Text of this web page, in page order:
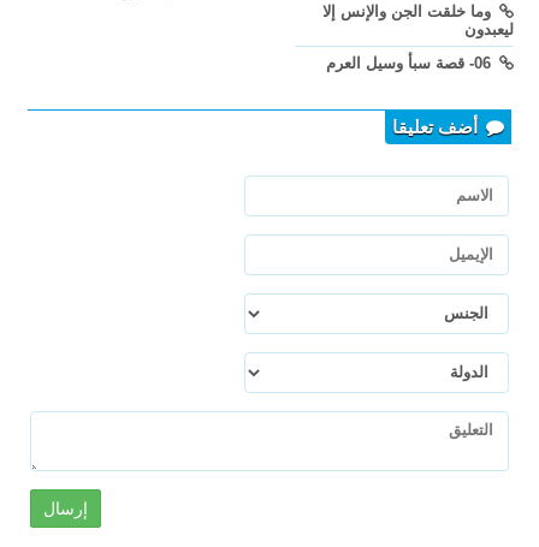
وما خلقت الجن والإنس إلا
ليعبدون
أضف تعليقا
إرسال